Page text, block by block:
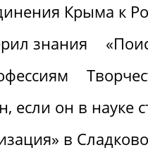
Крыма к
знания
если он в науке
в Сладково